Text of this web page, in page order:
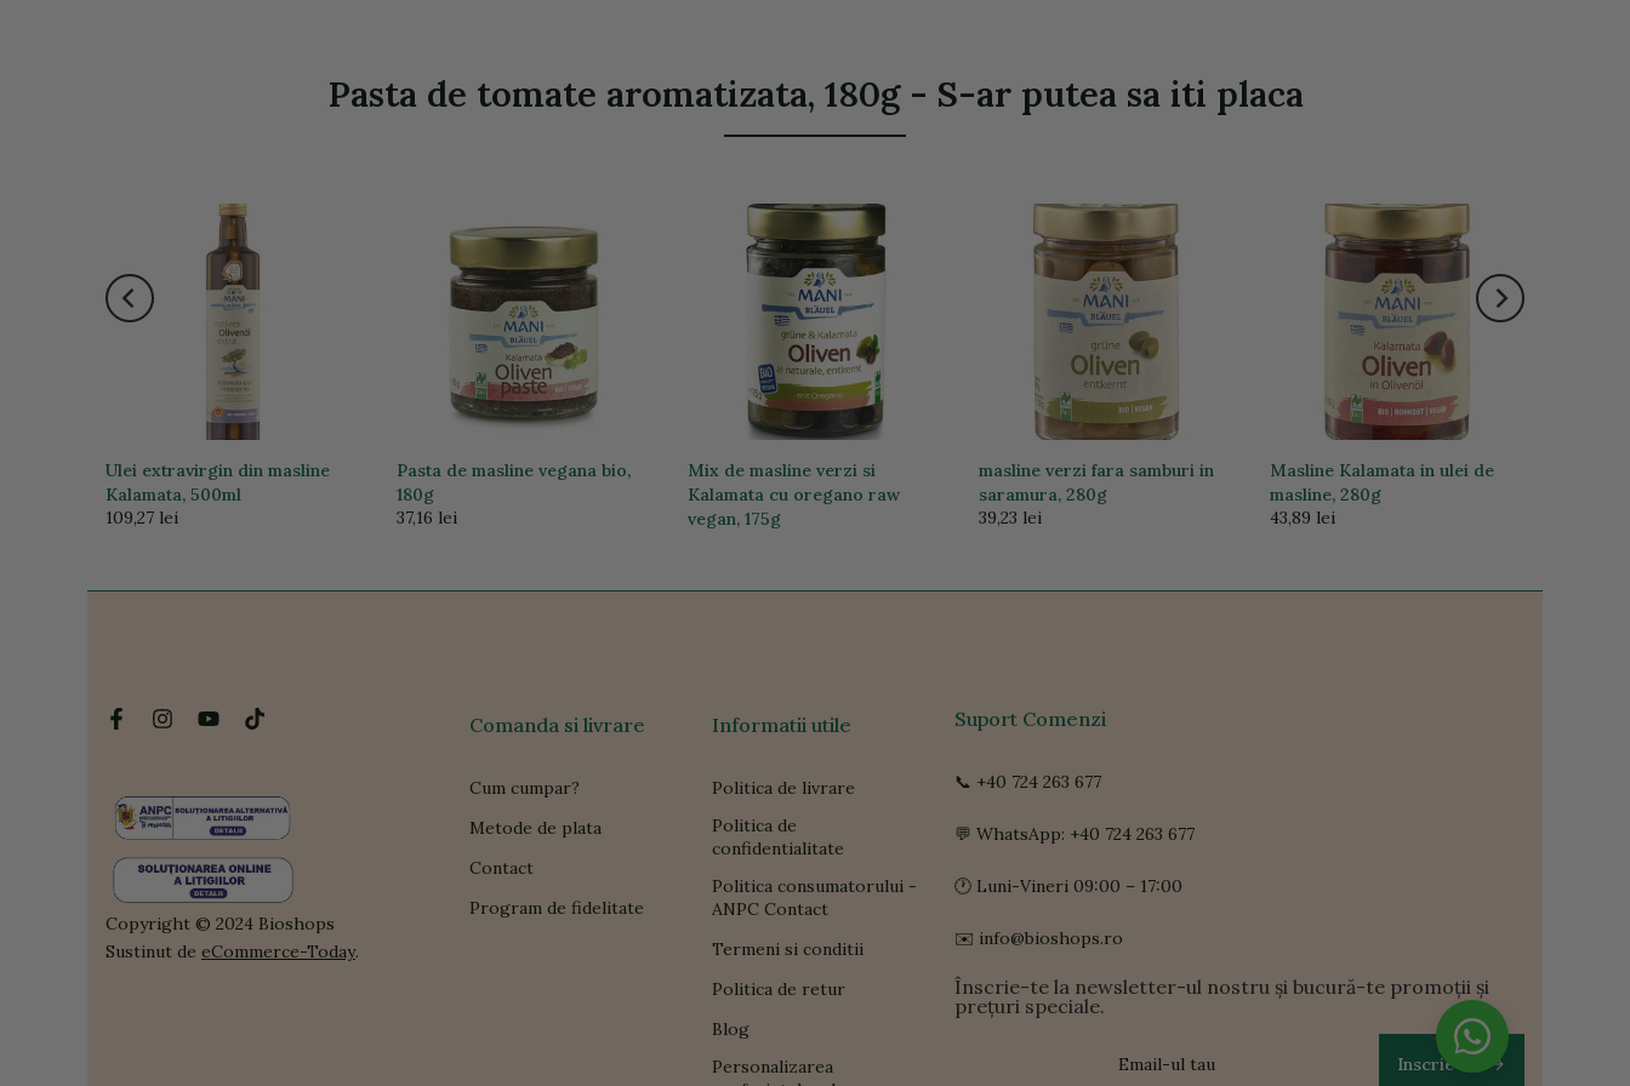
Pasta de tomate aromatizata, 180g - S-ar putea sa iti placa
Ulei extravirgin din masline
Kalamata, 500ml
109,27 lei
Pasta de masline vegana bio,
180g
37,16 lei
Mix de masline verzi si
Kalamata cu oregano raw
vegan, 175g
masline verzi fara samburi in
saramura, 280g
39,23 lei
Masline Kalamata in ulei de
masline, 280g
43,89 lei
Copyright © 2024 Bioshops
Sustinut de eCommerce-Today.
Comanda si livrare
Cum cumpar?
Metode de plata
Contact
Program de fidelitate
Informatii utile
Politica de livrare
Politica de
confidentialitate
Politica consumatorului -
ANPC Contact
Termeni si conditii
Politica de retur
Blog
Personalizarea
Suport Comenzi
📞 +40 724 263 677
💬 WhatsApp: +40 724 263 677
🕐 Luni-Vineri 09:00 – 17:00
✉️ info@bioshops.ro
Înscrie-te la newsletter-ul nostru și bucură-te promoții și
prețuri speciale.
Inscrie-te